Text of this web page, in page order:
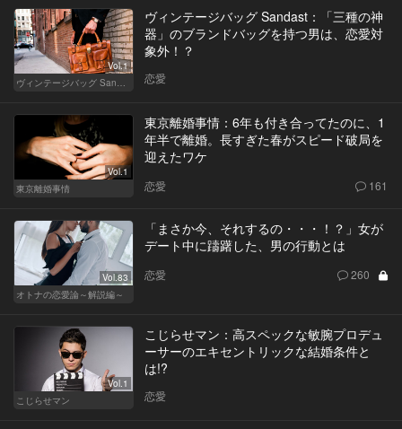
Vol.1
ヴィンテージバッグ Sandast：「三種の神
器」のブランドバッグを持つ男は、恋愛対
象外！？
恋愛
Vol.1
東京離婚事情
東京離婚事情：6年も付き合ってたのに、1
年半で離婚。長すぎた春がスピード破局を
迎えたワケ
恋愛 161
Vol.83
オトナの恋愛論～解説編～
「まさか今、それするの・・・！？」女が
デート中に躊躇した、男の行動とは
恋愛 260
Vol.1
こじらせマン
こじらせマン：高スペックな敏腕プロデュ
ーサーのエキセントリックな結婚条件と
は!?
恋愛